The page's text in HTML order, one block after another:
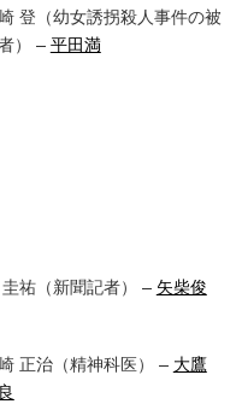
登（幼女誘拐殺人事件の被
） –平田満
祐（新聞記者） – 矢柴俊
正治（精神科医） – 大鷹